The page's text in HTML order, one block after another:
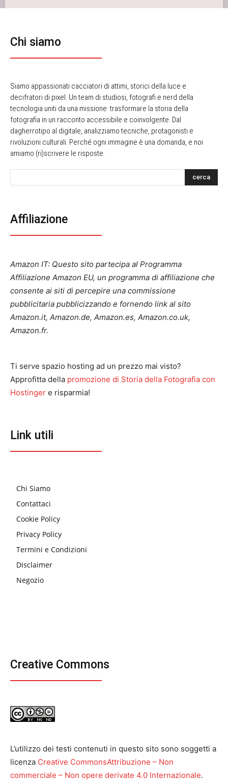
Chi siamo
Siamo appassionati cacciatori di attimi, storici della luce e
decifratori di pixel. Un team di studiosi, fotografi e nerd della
tecnologia uniti da una missione: trasformare la storia della
fotografia in un racconto accessibile e coinvolgente. Dal
dagherrotipo al digitale, analizziamo tecniche, protagonisti e
rivoluzioni culturali. Perché ogni immagine è una domanda, e noi
amiamo (ri)scrivere le risposte.
cerca
Affiliazione
Amazon IT: Questo sito partecipa al Programma
Affiliazione Amazon EU, un programma di affiliazione che
consente ai siti di percepire una commissione
pubblicitaria pubblicizzando e fornendo link al sito
Amazon.it, Amazon.de, Amazon.es, Amazon.co.uk,
Amazon.fr.
Ti serve spazio hosting ad un prezzo mai visto?
Approfitta della promozione di Storia della Fotografia con
Hostinger e risparmia!
Link utili
Chi Siamo
Contattaci
Cookie Policy
Privacy Policy
Termini e Condizioni
Disclaimer
Negozio
Creative Commons
L’utilizzo dei testi contenuti in questo sito sono soggetti a
licenza Creative CommonsAttribuzione – Non
commerciale – Non opere derivate 4.0 Internazionale.